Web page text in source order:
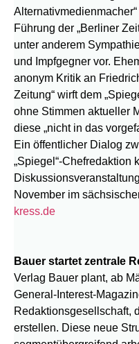
Führung der „Berliner
unter anderem
und Impfgegner vor.
anonym Kritik an
Zeitung“ wirft dem
ohne Stimmen aktueller
diese „nicht in das
Ein öffentlicher Dialog
„Spiegel“-Chefredaktion
November im
kress.de
Bauer startet zentrale
Verlag Bauer plant, ab
General-Interest-
Redaktionsgesellschaft,
erstellen. Diese neue